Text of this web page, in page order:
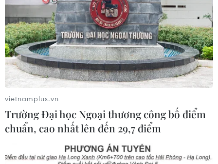
vietnamplus.vn
Trường Đại học Ngoại thương công bố điểm
chuẩn, cao nhất lên đến 29,7 điểm